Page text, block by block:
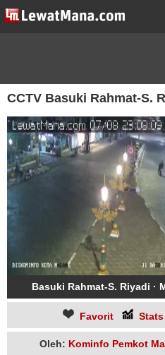
CCTV Basuki Rahmat-S.
Basuki Rahmat-S. Riyadi ·
Favorit Stats
Oleh: Kominfo Pemkot